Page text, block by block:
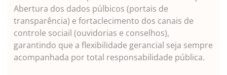
Abertura dos dados púlbicos (portais de
transparência) e fortaclecimento dos canais de
controle sociail (ouvidorias e conselhos),
garantindo que a flexibilidade gerancial seja sempre
acompanhada por total responsabilidade pública.